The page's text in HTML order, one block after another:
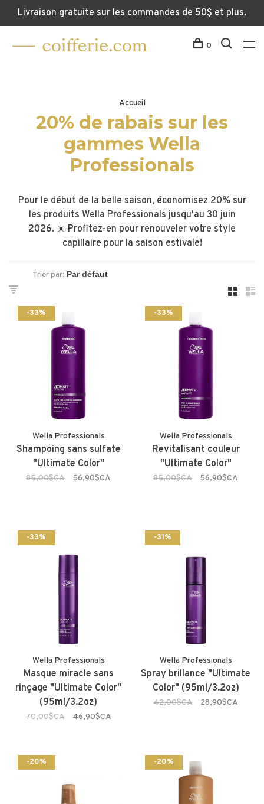
Livraison gratuite sur les commandes de 50$ et plus.
0
Accueil
20% de rabais sur les
gammes Wella
Professionals
Pour le début de la belle saison, économisez 20% sur
les produits Wella Professionals jusqu'au 30 juin
2026. ☀️ Profitez-en pour renouveler votre style
capillaire pour la saison estivale!
Trier par:
-33%
Wella Professionals
Shampoing sans sulfate
"Ultimate Color"
85,00$CA 56,90$CA
-33%
Wella Professionals
Revitalisant couleur
"Ultimate Color"
85,00$CA 56,90$CA
-33%
Wella Professionals
Masque miracle sans
rinçage "Ultimate Color"
(95ml/3.2oz)
70,00$CA 46,90$CA
-31%
Wella Professionals
Spray brillance "Ultimate
Color" (95ml/3.2oz)
42,00$CA 28,90$CA
-20% -20%